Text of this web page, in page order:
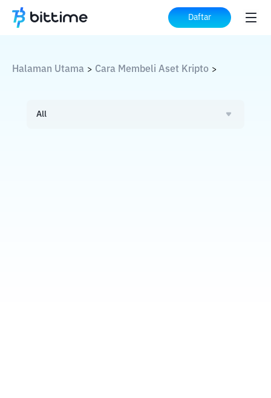
Daftar
Halaman Utama > Cara Membeli Aset Kripto >
All